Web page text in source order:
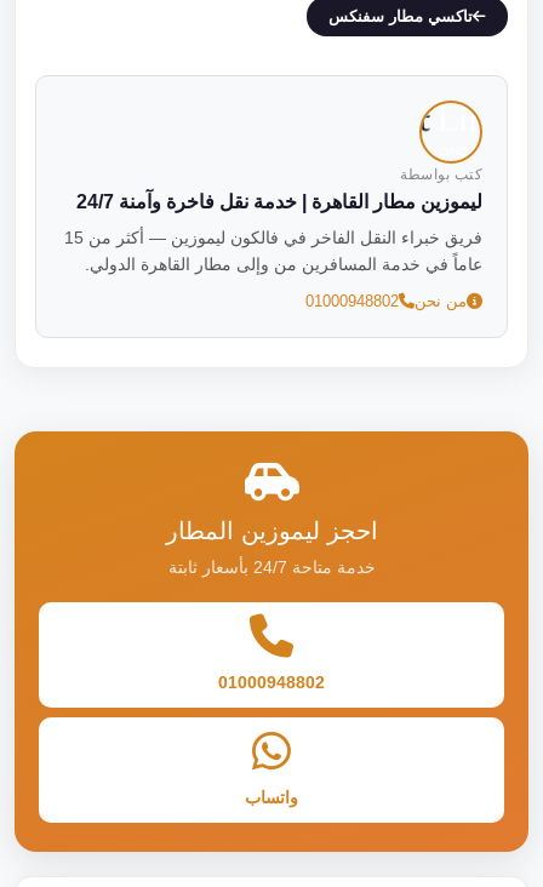
تاكسي مطار سفنكس
كتب بواسطة
ليموزين مطار القاهرة | خدمة نقل فاخرة وآمنة 24/7
فريق خبراء النقل الفاخر في فالكون ليموزين — أكثر من 15
عاماً في خدمة المسافرين من وإلى مطار القاهرة الدولي.
من نحن 01000948802
احجز ليموزين المطار
خدمة متاحة 24/7 بأسعار ثابتة
01000948802
واتساب